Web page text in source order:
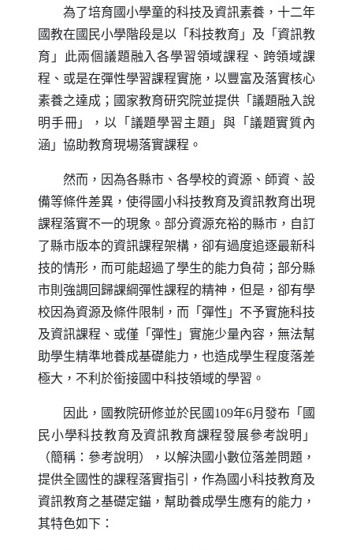
為了培育國小學童的科技及資訊素養，十二年
國教在國民小學階段是以「科技教育」及「資訊教
育」此兩個議題融入各學習領域課程、跨領域課
程、或是在彈性學習課程實施，以豐富及落實核心
素養之達成；國家教育研究院並提供「議題融入說
明手冊」，以「議題學習主題」與「議題實質內
涵」協助教育現場落實課程。
然而，因為各縣市、各學校的資源、師資、設
備等條件差異，使得國小科技教育及資訊教育出現
課程落實不一的現象。部分資源充裕的縣市，自訂
了縣市版本的資訊課程架構，卻有過度追逐最新科
技的情形，而可能超過了學生的能力負荷；部分縣
市則強調回歸課綱彈性課程的精神，但是，卻有學
校因為資源及條件限制，而「彈性」不予實施科技
及資訊課程、或僅「彈性」實施少量內容，無法幫
助學生精準地養成基礎能力，也造成學生程度落差
極大，不利於銜接國中科技領域的學習。
因此，國教院研修並於民國109年6月發布「國
民小學科技教育及資訊教育課程發展參考說明」
（簡稱：參考說明），以解決國小數位落差問題，
提供全國性的課程落實指引，作為國小科技教育及
資訊教育之基礎定錨，幫助養成學生應有的能力，
其特色如下：